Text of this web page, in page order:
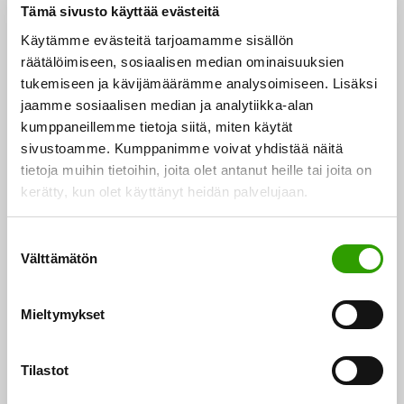
Tämä sivusto käyttää evästeitä
Käytämme evästeitä tarjoamamme sisällön
räätälöimiseen, sosiaalisen median ominaisuuksien
tukemiseen ja kävijämäärämme analysoimiseen. Lisäksi
jaamme sosiaalisen median ja analytiikka-alan
kumppaneillemme tietoja siitä, miten käytät
sivustoamme. Kumppanimme voivat yhdistää näitä
tietoja muihin tietoihin, joita olet antanut heille tai joita on
kerätty, kun olet käyttänyt heidän palvelujaan.
Välttämätön
Mieltymykset
Tilastot
osastopäällikköJonas Liimatta
varapuheenjohtajana ilmasto-, luonto ja
maankäyttöyksikön päällikköMikko Peltonen.
Tausta
Maankäyttösektorin ilmastopolitiikka perustuu
kansainvälisiin sopimuksiin, EU lainsäädäntöön sekä
Suomen ilmastolakiin. Maa- ja metsätalousministeriön
vastuulla ovat erityisesti metsien, maatalouden ja
maankäytön roolit energia- ja ilmastopolitiikassa.
Maankäyttösektorin ilmastosuunnitelma (MISU) on osa
tavoitteena on vähentää maankäyttösektorin